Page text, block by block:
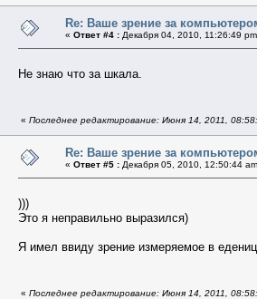
Re: Ваше зрение за
« Ответ #4 : Декабря 04, 2010, 11:26:49
Не знаю что за шкала.
« Последнее редактирование: Июня 14, 2011,
Re: Ваше зрение за
« Ответ #5 : Декабря 05, 2010, 12:50:44
)))
Это я неправильно выразился)
Я имел ввиду зрение измеряемое в
« Последнее редактирование: Июня 14, 2011,